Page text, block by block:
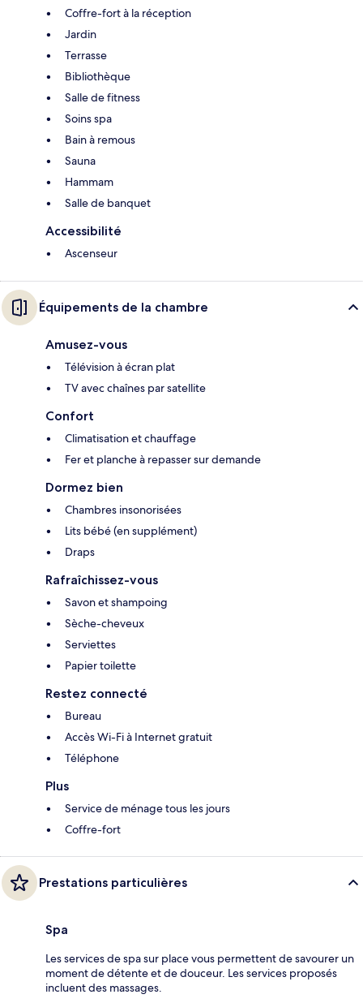
Coffre-fort à la réception
Jardin
Terrasse
Bibliothèque
Salle de fitness
Soins spa
Bain à remous
Sauna
Hammam
Salle de banquet
Accessibilité
Ascenseur
Équipements de la chambre
Amusez-vous
Télévision à écran plat
TV avec chaînes par satellite
Confort
Climatisation et chauffage
Fer et planche à repasser sur demande
Dormez bien
Chambres insonorisées
Lits bébé (en supplément)
Draps
Rafraîchissez-vous
Savon et shampoing
Sèche-cheveux
Serviettes
Papier toilette
Restez connecté
Bureau
Accès Wi-Fi à Internet gratuit
Téléphone
Plus
Service de ménage tous les jours
Coffre-fort
Prestations particulières
Spa
Les services de spa sur place vous permettent de savourer un
moment de détente et de douceur. Les services proposés
incluent des massages.